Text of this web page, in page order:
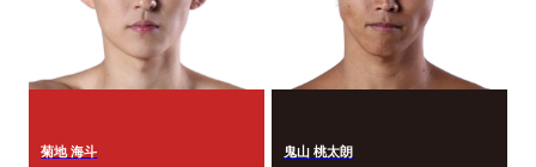
菊地 海斗 鬼山 桃太朗